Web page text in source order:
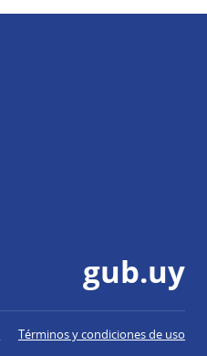
gub.uy
Términos y condiciones de uso